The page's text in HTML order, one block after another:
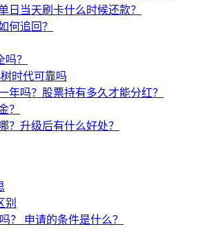
日当天刷卡什么时候还款？
何追回？
？
时代可靠吗
年吗？股票持有多久才能分红？
？
？升级后有什么好处？
别
？ 申请的条件是什么？